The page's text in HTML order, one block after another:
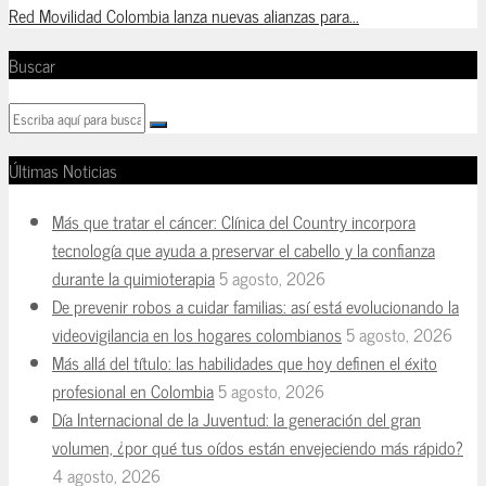
Red Movilidad Colombia lanza nuevas alianzas para...
Buscar
Últimas Noticias
Más que tratar el cáncer: Clínica del Country incorpora
tecnología que ayuda a preservar el cabello y la confianza
durante la quimioterapia5 agosto, 2026
De prevenir robos a cuidar familias: así está evolucionando la
videovigilancia en los hogares colombianos5 agosto, 2026
Más allá del título: las habilidades que hoy definen el éxito
profesional en Colombia5 agosto, 2026
Día Internacional de la Juventud: la generación del gran
volumen, ¿por qué tus oídos están envejeciendo más rápido?
4 agosto, 2026